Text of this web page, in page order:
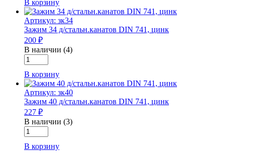
Зажим
6
д/
стальн.канатов
DIN
741,
цинк
В корзину
Артикул: зк34
Зажим 34 д/стальн.канатов DIN 741, цинк
200 ₽
В наличии (4)
Количество
товара
Зажим
34
д/
стальн.канатов
DIN
741,
цинк
В корзину
Артикул: зк40
Зажим 40 д/стальн.канатов DIN 741, цинк
227 ₽
В наличии (3)
Количество
товара
Зажим
В корзину